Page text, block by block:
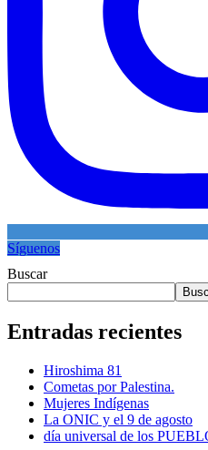
Síguenos
Buscar
Entradas recientes
Hiroshima 81
Cometas por Palestina.
Mujeres Indígenas
La ONIC y el 9 de agosto
día universal de los